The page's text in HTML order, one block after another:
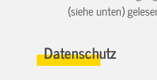
(siehe unten)
Datenschutz